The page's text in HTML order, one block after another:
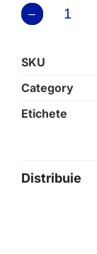
SKU
Category
Etichete
Distribuie